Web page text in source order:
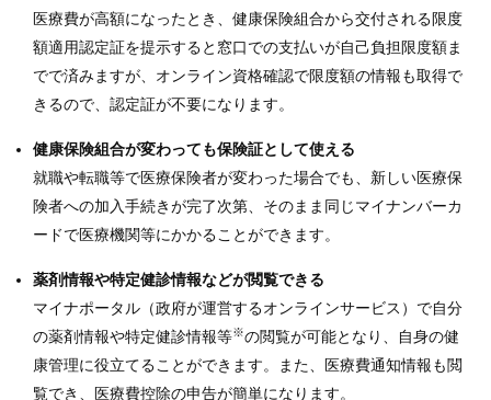
医療費が高額になったとき、健康保険組合から交付される限度
額適用認定証を提示すると窓口での支払いが自己負担限度額ま
でで済みますが、オンライン資格確認で限度額の情報も取得で
きるので、認定証が不要になります。
健康保険組合が変わっても保険証として使える
就職や転職等で医療保険者が変わった場合でも、新しい医療保
険者への加入手続きが完了次第、そのまま同じマイナンバーカ
ードで医療機関等にかかることができます。
薬剤情報や特定健診情報などが閲覧できる
マイナポータル（政府が運営するオンラインサービス）で自分
の薬剤情報や特定健診情報等※の閲覧が可能となり、自身の健
康管理に役立てることができます。また、医療費通知情報も閲
覧でき、医療費控除の申告が簡単になります。